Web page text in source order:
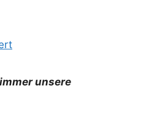
unsere